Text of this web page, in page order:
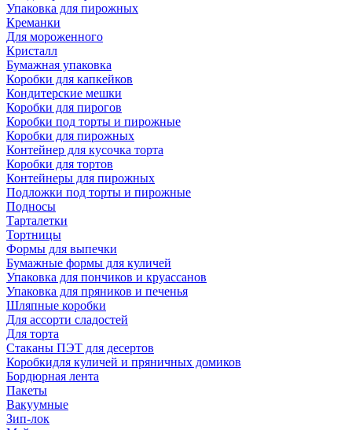
Упаковка для пирожных
Креманки
Для мороженного
Кристалл
Бумажная упаковка
Коробки для капкейков
Кондитерские мешки
Коробки для пирогов
Коробки под торты и пирожные
Коробки для пирожных
Контейнер для кусочка торта
Коробки для тортов
Контейнеры для пирожных
Подложки под торты и пирожные
Подносы
Тарталетки
Тортницы
Формы для выпечки
Бумажные формы для куличей
Упаковка для пончиков и круассанов
Упаковка для пряников и печенья
Шляпные коробки
Для ассорти сладостей
Для торта
Стаканы ПЭТ для десертов
Коробкидля куличей и пряничных домиков
Бордюрная лента
Пакеты
Вакуумные
Зип-лок